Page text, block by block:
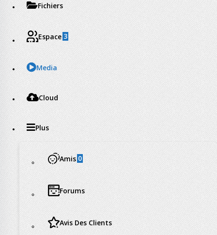
Fichiers
Espace 3
Media
Cloud
Plus
Amis 0
Forums
Avis Des Clients